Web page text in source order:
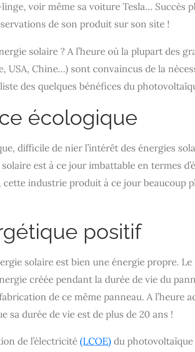
voir même sa voiture Tesla… Succès
de son produit sur son site !
solaire ? A l’heure où la plupart des
USA, Chine…) sont convaincus de la
des quelques bénéfices du
écologique
difficile de nier l’intérêt des énergies
est à ce jour imbattable en termes
industrie produit à ce jour beaucoup
positif
solaire est bien une énergie propre.
créée pendant la durée de vie du
de ce même panneau. A l’heure
sa durée de vie est de plus de 20 ans !
de l’électricité(LCOE) du photovoltaïque